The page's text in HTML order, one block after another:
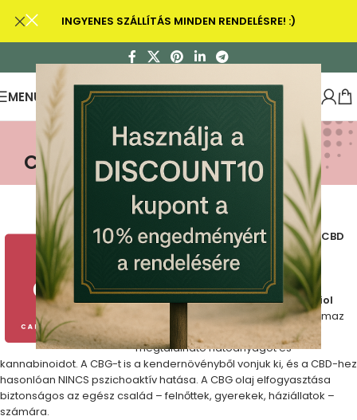
INGYENES SZÁLLÍTÁS MINDEN RENDELÉSRE! :)
MENU
CBG Olaj
CBG olaj | Kannabigerol – CBG és CBD
keveréke
CBG olaja
kannabigerol (CBG) és kannabidiol
kombinációja, továbbá tartalmaz
minden egyéb, a kannabiszban
megtalálható hatóanyagot és
kannabinoidot. A CBG-t is a kendernövényből vonjuk ki, és a CBD-hez
hasonlóan NINCS pszichoaktív hatása. A CBG olaj elfogyasztása
biztonságos az egész család – felnőttek, gyerekek, háziállatok –
számára.